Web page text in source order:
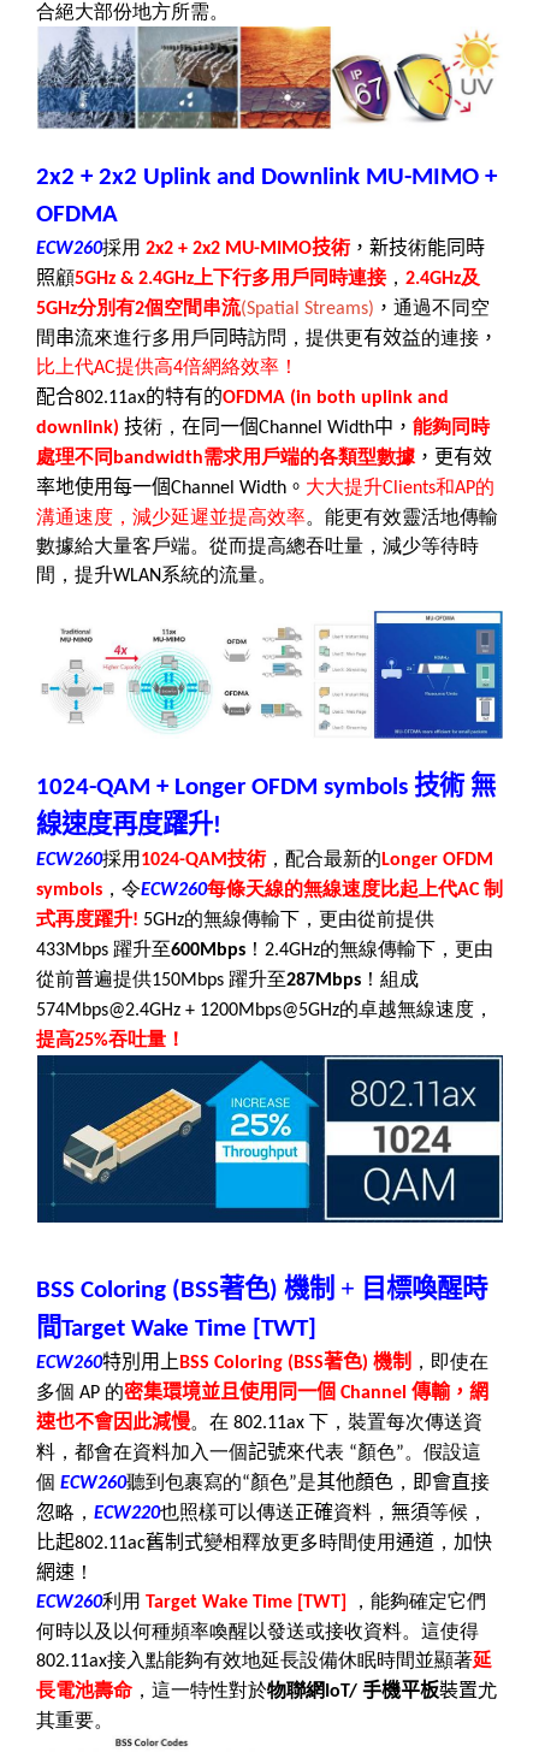
合絕大部份地方所需。
2x2 + 2x2 Uplink and Downlink MU-MIMO +
OFDMA
ECW260採用 2x2 + 2x2 MU-MIMO技術，新技術能同時
照顧5GHz & 2.4GHz 上下行多用戶同時連接， 2.4GHz及
5GHz分別有2個空間串流(Spatial Streams) ， 通過不同空
間串流來進行多用戶 同時訪問，提供更有效益的連接 ，
比上代AC提供高4倍網絡效率！
配合802.11ax的特有的OFDMA (in both uplink and
downlink) 技術， 在同一個Channel Width中， 能夠同時
處理不同 bandwidth需求用戶端的各類型數據 ，更有效
率地使用每一個Channel Width 。 大大提升Clients和AP的
溝通速度，減少延遲並提高效率。能更有效靈活地傳輸
數據給大量客戶端。從而提高總吞吐量，減少等待時
間，提升WLAN系統的流量。
1024-QAM + Longer OFDM symbols 技術 無
線速度再度躍升!
ECW260採用 1024-QAM技術，配合最新的 Longer OFDM
symbols ，令ECW260每條天線的無線速度比起上代AC制
式再度躍升! 5GHz的無線傳輸下，更由從前提供
433Mbps 躍升至600Mbps ！ 2.4GHz的無線傳輸下，更由
從前普遍提供150Mbps 躍升至287Mbps ！組成
574Mbps@2.4GHz + 1200Mbps@5GHz的卓越無線速度，
提高25%吞吐量！
BSS Coloring (BSS著色) 機制 + 目標喚醒時
間Target Wake Time [TWT]
ECW260特別用上 BSS Coloring (BSS著色) 機制 ，即使在
多個 AP 的密集環境並且使用同一個 Channel 傳輸，網
速也不會因此減慢。在 802.11ax 下，裝置每次傳送資
料，都會在資料加入一個記號來代表 “顏色”。假設這
個 ECW260聽到包裹寫的“顏色”是其他顏色 ， 即會直接
忽略， ECW220也照樣可以傳送正確資料， 無須等候，
比起802.11ac舊制式變相釋放更多時間使用通道 ， 加快
網速 ！
ECW260利用 Target Wake Time [TWT]
，能夠確定它們
何時以及以何種頻率喚醒以發送或接收資料。這使得
802.11ax接入點能夠有效地延長設備休眠時間並顯著延
長電池壽命 ，這一特性對於物聯網 IoT/ 手機平板裝置尤
其重要。